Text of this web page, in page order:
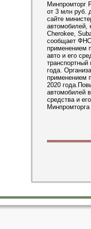
Минпромторг
от 3 млн руб.
сайте
автомобилей,
Cherokee,
сообщает
применением
авто и его
транспортный
года.
применением
2020
автомобилей
средства и